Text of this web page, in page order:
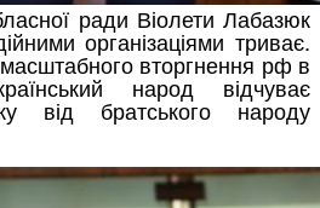
ради Віолети Лабазюк
організаціями триває.
вторгнення рф в
народ відчуває
від братського народу